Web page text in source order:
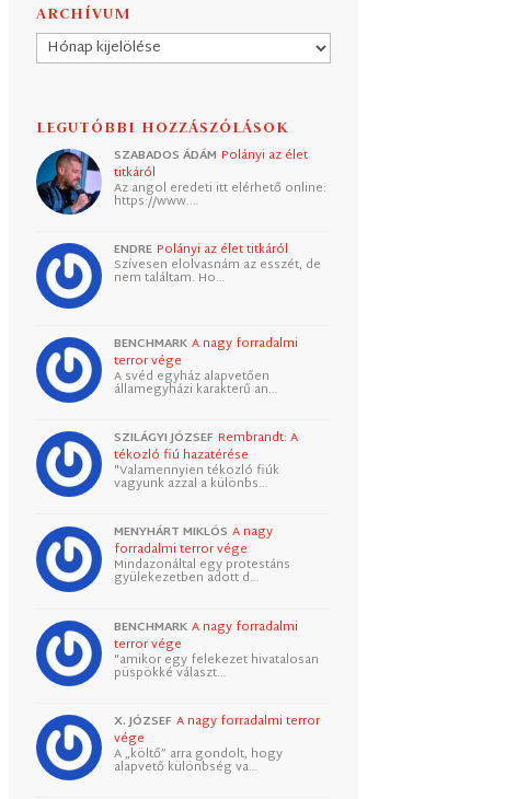
ARCHÍVUM
Archívum
LEGUTÓBBI HOZZÁSZÓLÁSOK
SZABADOS ÁDÁM Polányi az élet
titkáról
Az angol eredeti itt elérhető online:
https://www.…
ENDRE Polányi az élet titkáról
Szívesen elolvasnám az esszét, de
nem találtam. Ho…
BENCHMARK A nagy forradalmi
terror vége
A svéd egyház alapvetően
államegyházi karakterű an…
SZILÁGYI JÓZSEF Rembrandt: A
tékozló fiú hazatérése
"Valamennyien tékozló fiúk
vagyunk azzal a különbs…
MENYHÁRT MIKLÓS A nagy
forradalmi terror vége
Mindazonáltal egy protestáns
gyülekezetben adott d…
BENCHMARK A nagy forradalmi
terror vége
"amikor egy felekezet hivatalosan
püspökké választ…
X. JÓZSEF A nagy forradalmi terror
vége
A „költő” arra gondolt, hogy
alapvető különbség va…